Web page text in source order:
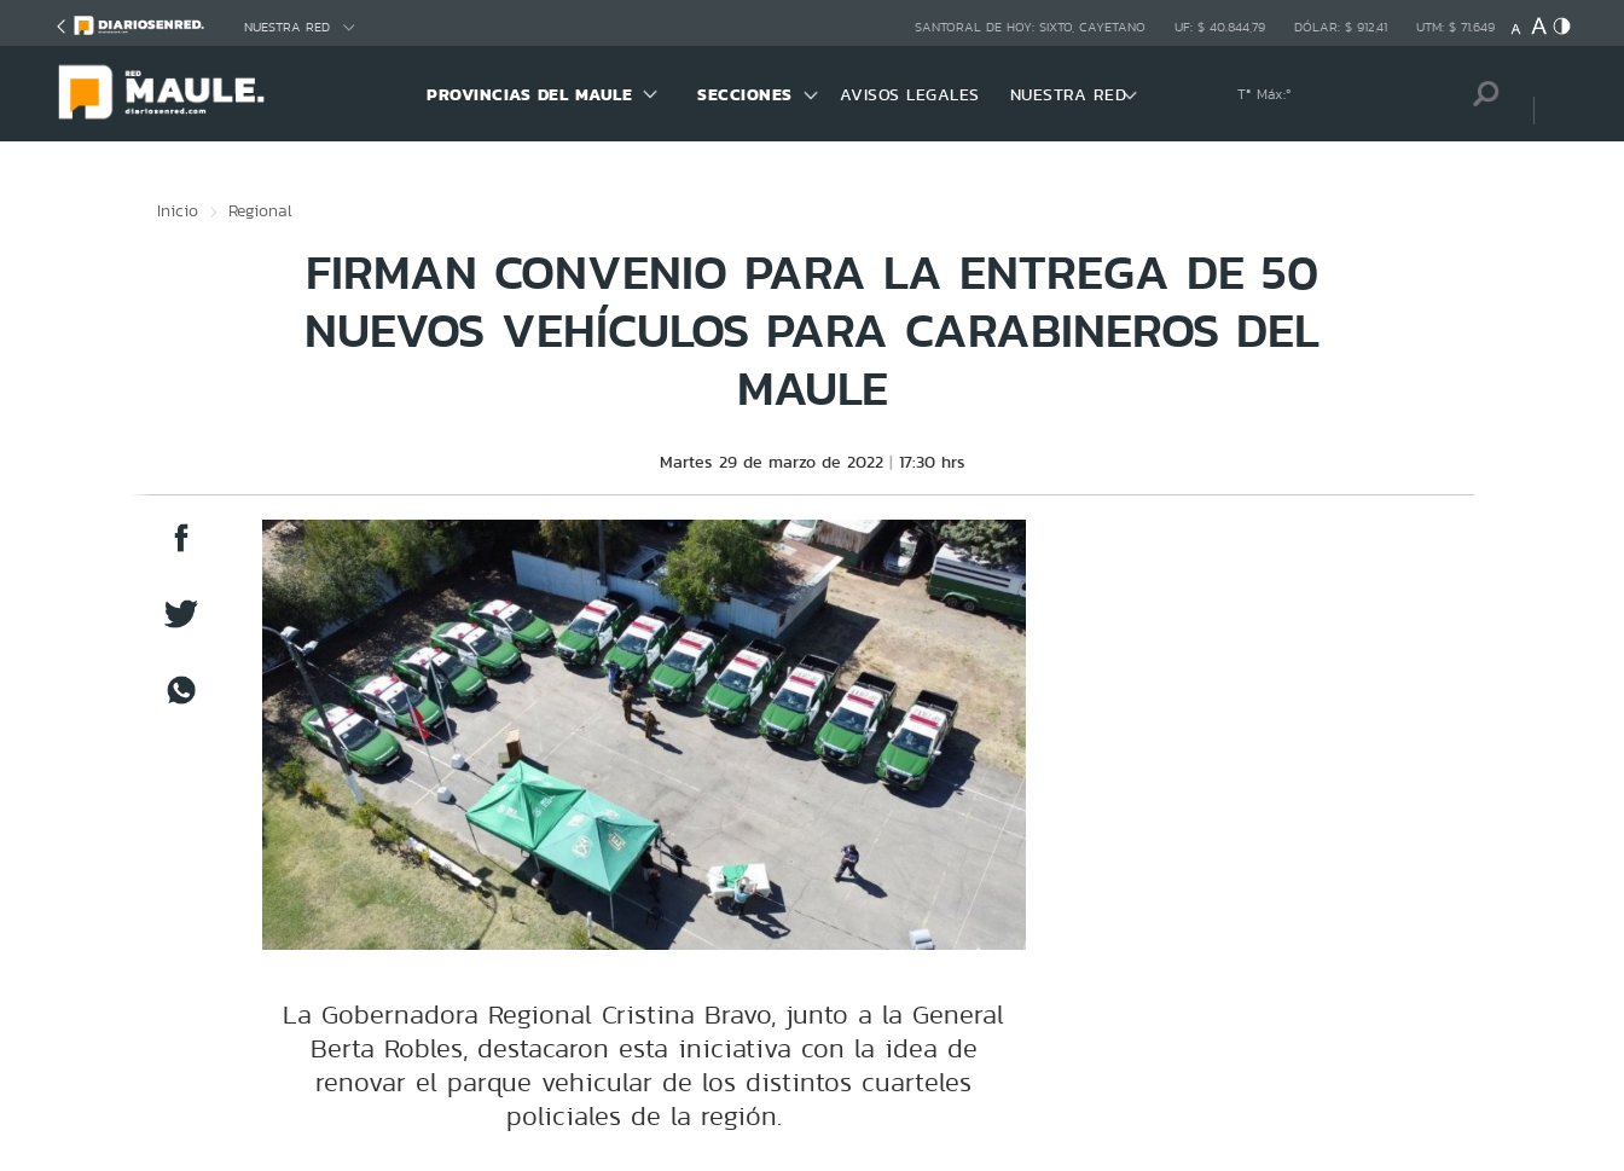
NUESTRA RED SANTORAL DE HOY: SIXTO, CAYETANO UF: $ 40.844,79 DÓLAR: $ 912,41 UTM: $ 71.649
PROVINCIAS DEL MAULE SECCIONES AVISOS LEGALES NUESTRA RED Tª Máx:º
Inicio Regional
FIRMAN CONVENIO PARA LA ENTREGA DE 50
NUEVOS VEHÍCULOS PARA CARABINEROS DEL
MAULE
Martes 29 de marzo de 2022 17:30 hrs
La Gobernadora Regional Cristina Bravo, junto a la General
Berta Robles, destacaron esta iniciativa con la idea de
renovar el parque vehicular de los distintos cuarteles
policiales de la región.